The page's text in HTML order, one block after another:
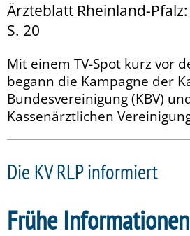
Ärzteblatt Rheinland-
S. 20
Mit einem TV-Spot kurz vor
begann die Kampagne der
Bundesvereinigung (KBV)
Kassenärztlichen
Die KV RLP informiert
Frühe